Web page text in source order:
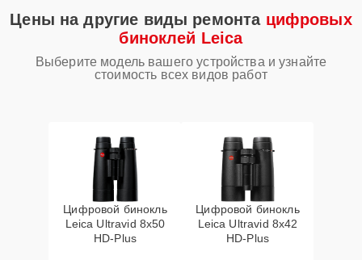
Цены на другие виды ремонта цифровых
биноклей Leica
Выберите модель вашего устройства и узнайте
стоимость всех видов работ
Цифровой бинокль
Leica Ultravid 8x50
HD-Plus
Цифровой бинокль
Leica Ultravid 8x42
HD-Plus